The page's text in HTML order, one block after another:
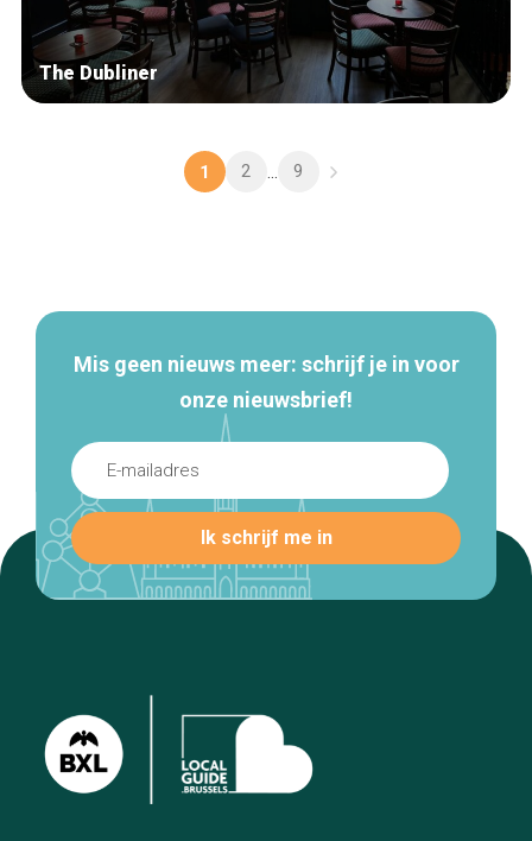
The Dubliner
1 2 ... 9
Mis geen nieuws meer: schrijf je in voor
onze nieuwsbrief!